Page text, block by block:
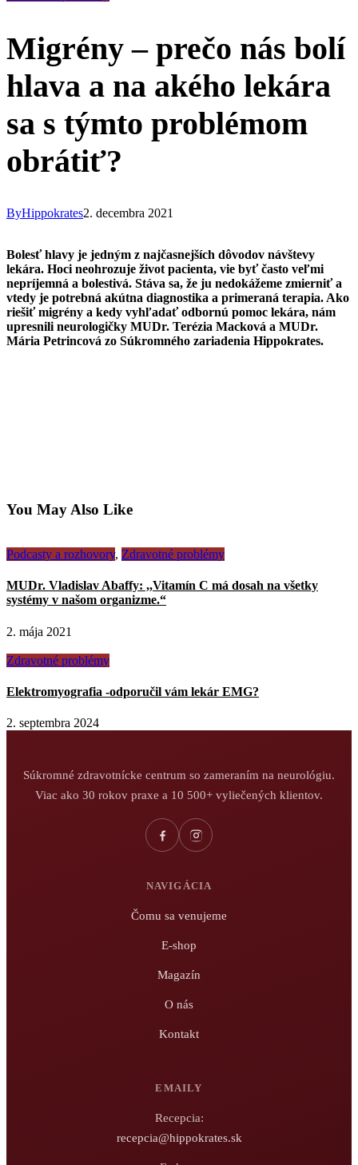
Migrény – prečo nás bolí
hlava a na akého lekára
sa s týmto problémom
obrátiť?
ByHippokrates2. decembra 2021
Bolesť hlavy je jedným z najčasnejších dôvodov návštevy
lekára. Hoci neohrozuje život pacienta, vie byť často veľmi
nepríjemná a bolestivá. Stáva sa, že ju nedokážeme zmierniť a
vtedy je potrebná akútna diagnostika a primeraná terapia. Ako
riešiť migrény a kedy vyhľadať odbornú pomoc lekára, nám
upresnili neurologičky MUDr. Terézia Macková a MUDr.
Mária Petrincová zo Súkromného zariadenia Hippokrates.
You May Also Like
Podcasty a rozhovory, Zdravotné problémy
MUDr. Vladislav Abaffy: ,,Vitamín C má dosah na všetky
systémy v našom organizme.“
2. mája 2021
Zdravotné problémy
Elektromyografia -odporučil vám lekár EMG?
2. septembra 2024
Súkromné zdravotnícke centrum so zameraním na neurológiu.
Viac ako 30 rokov praxe a 10 500+ vyliečených klientov.
NAVIGÁCIA
Čomu sa venujeme
E-shop
Magazín
O nás
Kontakt
EMAILY
Recepcia:
recepcia@hippokrates.sk